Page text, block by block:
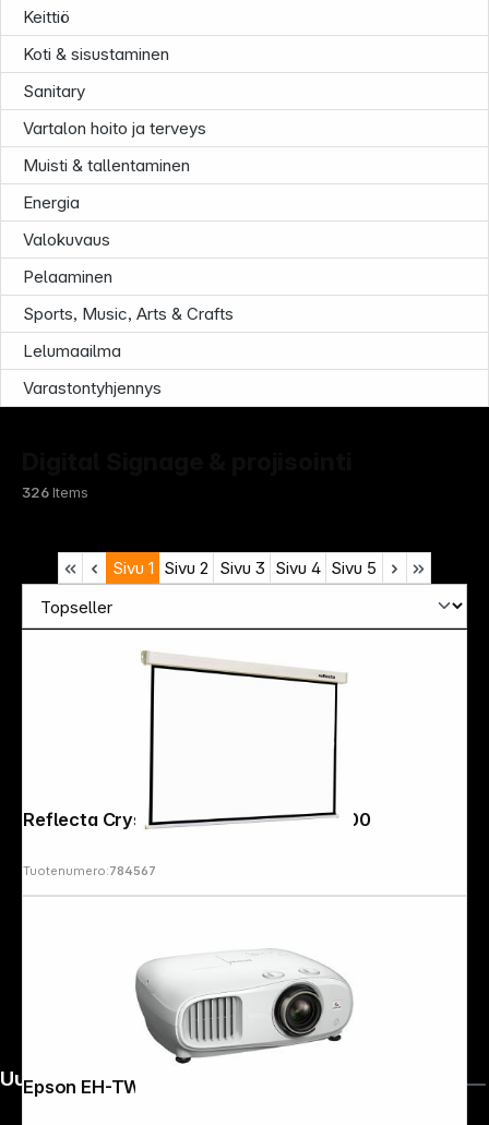
Keittiö
Koti & sisustaminen
Sanitary
Vartalon hoito ja terveys
Muisti & tallentaminen
Energia
Valokuvaus
Pelaaminen
Sports, Music, Arts & Crafts
Lelumaailma
Varastontyhjennys
326Items
Sivu 1 Sivu 2 Sivu 3 Sivu 4 Sivu 5
Reflecta Crystal-Line Rollo lux 200x200
Tuotenumero:784567
Epson EH-TW7100
Infoterminal
Uutiskirje